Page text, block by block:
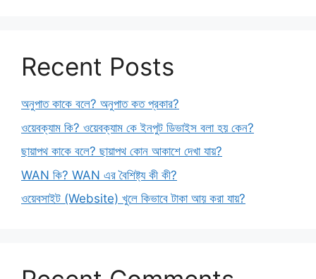
Recent Posts
অনুপাত কাকে বলে? অনুপাত কত প্রকার?
ওয়েবক্যাম কি? ওয়েবক্যাম কে ইনপুট ডিভাইস বলা হয় কেন?
ছায়াপথ কাকে বলে? ছায়াপথ কোন আকাশে দেখা যায়?
WAN কি? WAN এর বৈশিষ্ট্য কী কী?
ওয়েবসাইট (Website) খুলে কিভাবে টাকা আয় করা যায়?